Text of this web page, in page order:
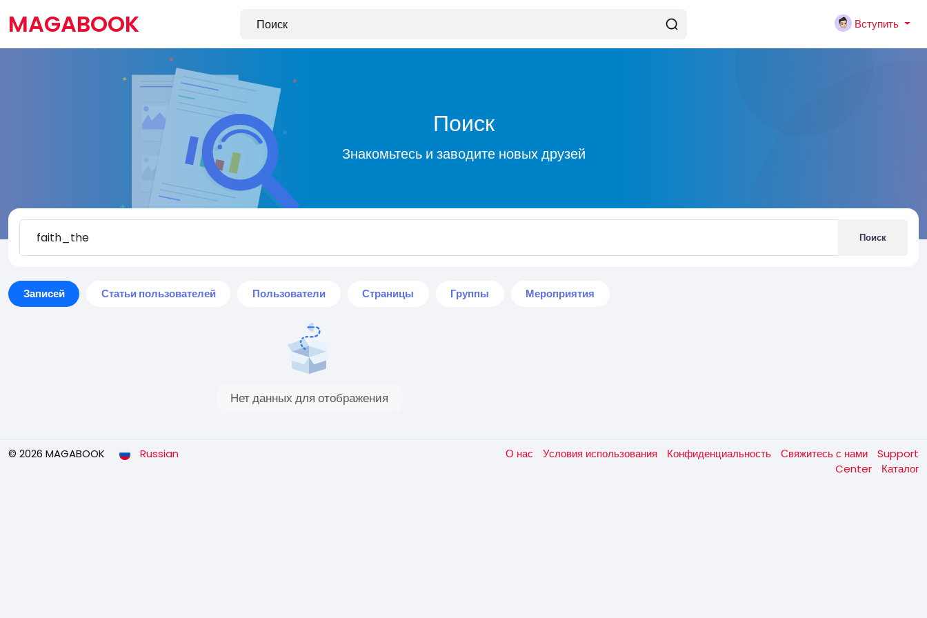
MAGABOOK Вступить
Поиск
Знакомьтесь и заводите новых друзей
Поиск
Записей Статьи пользователей Пользователи Страницы Группы Мероприятия
Нет данных для отображения
© 2026 MAGABOOK Russian О нас Условия использования Конфиденциальность Свяжитесь с нами
Support
Center
Каталог